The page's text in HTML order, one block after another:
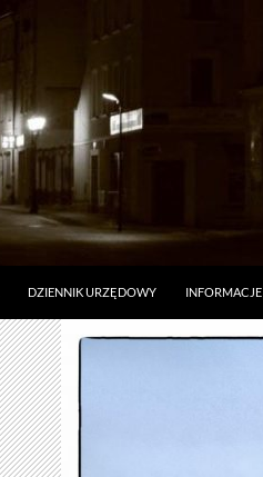
DZIENNIK URZĘDOWY INFORMACJE